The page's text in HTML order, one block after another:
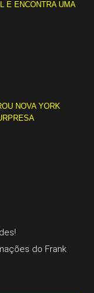
E ENCONTRA UMA
NOVA YORK
do Frank